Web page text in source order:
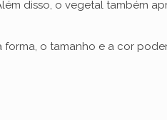
disso, o vegetal também
o tamanho e a cor